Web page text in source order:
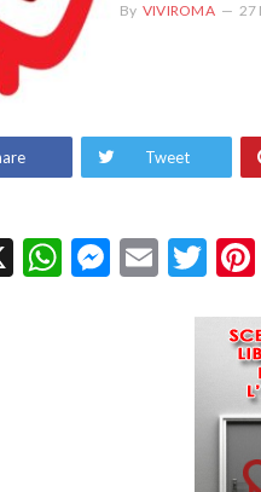
By VIVIROMA 27
Tweet
X WhatsApp
Email